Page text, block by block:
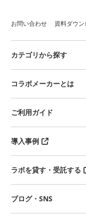
お問い合わせ 資料ダウ
カテゴリから探す
コラボメーカーとは
ご利用ガイド
導入事例
ラボを貸す・受託する
ブログ・SNS